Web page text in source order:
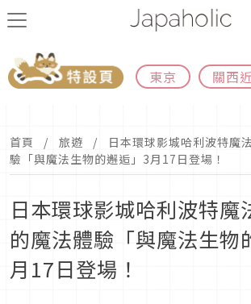
東京 關西
首頁 旅遊
日本環球影城哈利波特魔
驗「與魔法生物的邂逅」3月17日登場！
日本環球影城哈利波特魔
的魔法體驗「與魔法生物
月17日登場！